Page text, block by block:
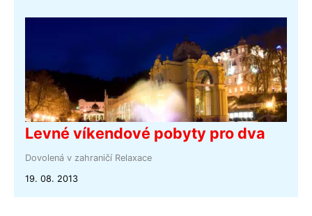
Levné víkendové pobyty pro dva
Dovolená v zahraničí Relaxace
19. 08. 2013